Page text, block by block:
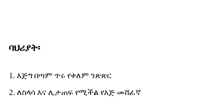
ባህሪያት፡
1. እጅግ በጣም ጥሩ የቀለም ንጽጽር
2. ለስላሳ እና ሊታጠፍ የሚችል የእጅ መሸፈኛ